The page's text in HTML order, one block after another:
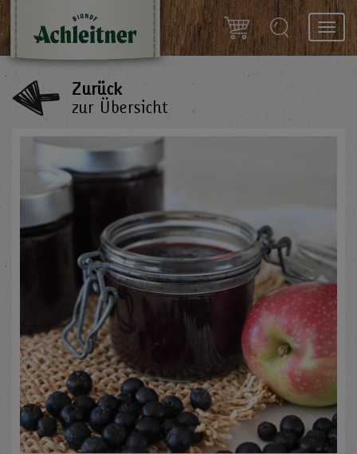
Zurück
zur Übersicht